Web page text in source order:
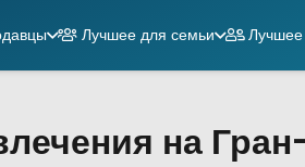
Лучшее для семьи Лучшее
на